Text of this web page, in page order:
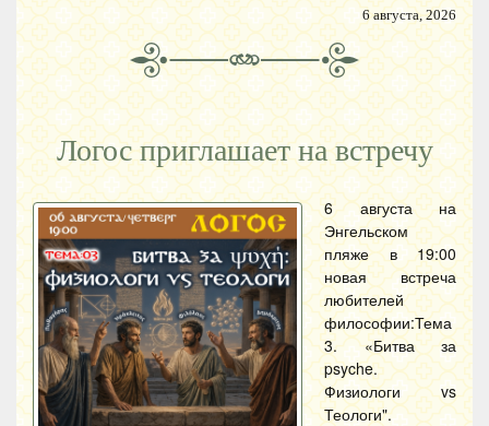
6 августа, 2026
Логос приглашает на встречу
6 августа на
Энгельском
пляже в 19:00
новая встреча
любителей
философии:Тема
3. «Битва за
psyche.
Физиологи vs
Теологи".